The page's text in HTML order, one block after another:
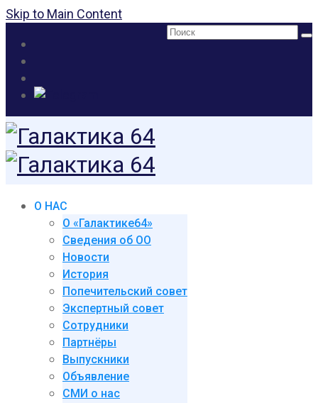
Skip to Main Content
Поиск:
О НАС
О «Галактике64»
Сведения об ОО
Новости
История
Попечительский совет
Экспертный совет
Сотрудники
Партнёры
Выпускники
Объявление
СМИ о нас